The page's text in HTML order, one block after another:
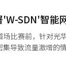
本的限制” 然而
视角存在扭曲，
的反相进教授在与本
某些人仅以学龄
应仅以学生人数
来说，中心这个
多外貌出众的人
的艺术家的视
我觉得自己也
一个努力追求梦
息通信部和信息通信规划
目，并分享相关
注于文本和图像
识别、判断并在
赖，争取自主的
SDN'智能
比赛前，针对光
量激增的情况下，
南永东大路等地的